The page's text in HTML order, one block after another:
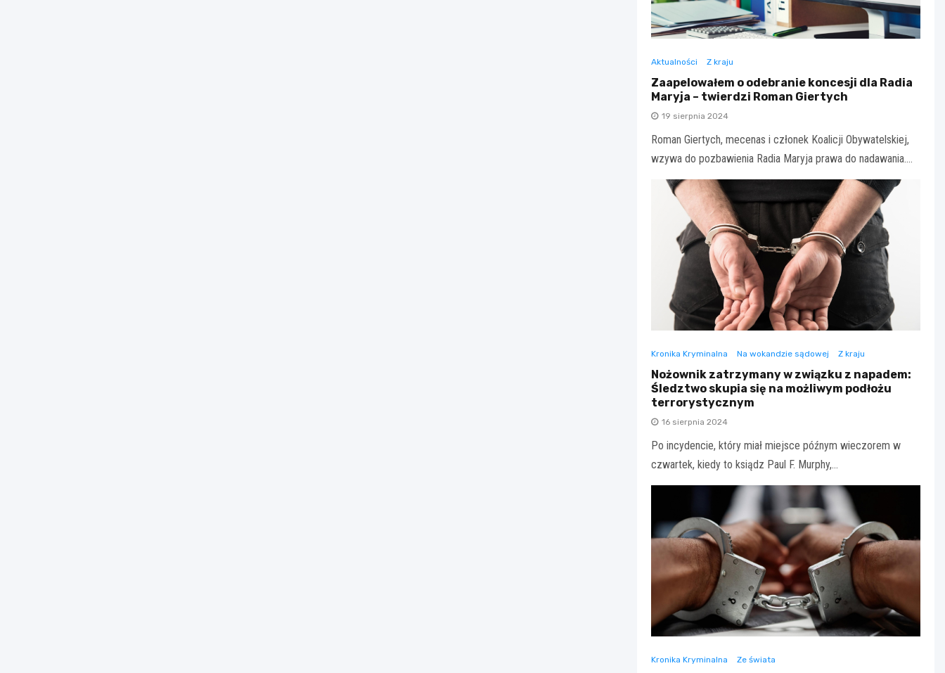
Aktualności Z kraju
Zaapelowałem o odebranie koncesji dla Radia
Maryja – twierdzi Roman Giertych
19 sierpnia 2024
Roman Giertych, mecenas i członek Koalicji Obywatelskiej,
wzywa do pozbawienia Radia Maryja prawa do nadawania.…
Kronika Kryminalna Na wokandzie sądowej Z kraju
Nożownik zatrzymany w związku z napadem:
Śledztwo skupia się na możliwym podłożu
terrorystycznym
16 sierpnia 2024
Po incydencie, który miał miejsce późnym wieczorem w
czwartek, kiedy to ksiądz Paul F. Murphy,…
Kronika Kryminalna Ze świata